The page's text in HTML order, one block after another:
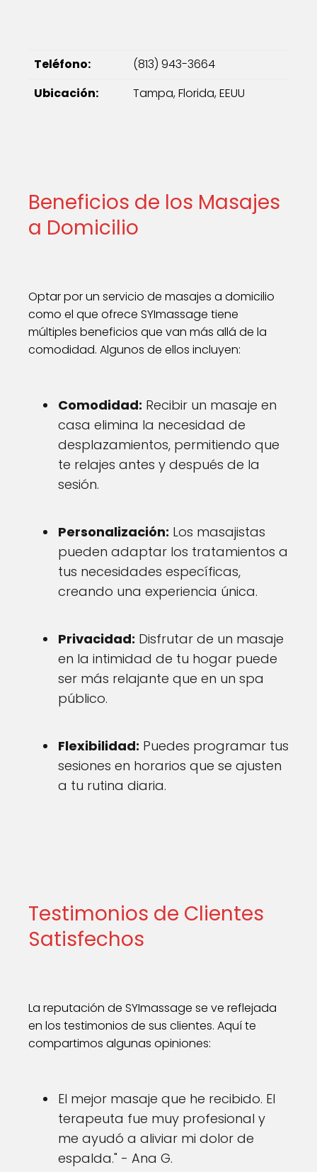
Teléfono:
(813) 943-3664
Ubicación:
Tampa, Florida, EEUU
Beneficios de los Masajes
a Domicilio
Optar por un servicio de masajes a domicilio
como el que ofrece SYImassage tiene
múltiples beneficios que van más allá de la
comodidad. Algunos de ellos incluyen:
Comodidad: Recibir un masaje en
casa elimina la necesidad de
desplazamientos, permitiendo que
te relajes antes y después de la
sesión.
Personalización: Los masajistas
pueden adaptar los tratamientos a
tus necesidades específicas,
creando una experiencia única.
Privacidad: Disfrutar de un masaje
en la intimidad de tu hogar puede
ser más relajante que en un spa
público.
Flexibilidad: Puedes programar tus
sesiones en horarios que se ajusten
a tu rutina diaria.
Testimonios de Clientes
Satisfechos
La reputación de SYImassage se ve reflejada
en los testimonios de sus clientes. Aquí te
compartimos algunas opiniones:
El mejor masaje que he recibido. El
terapeuta fue muy profesional y
me ayudó a aliviar mi dolor de
espalda." - Ana G.